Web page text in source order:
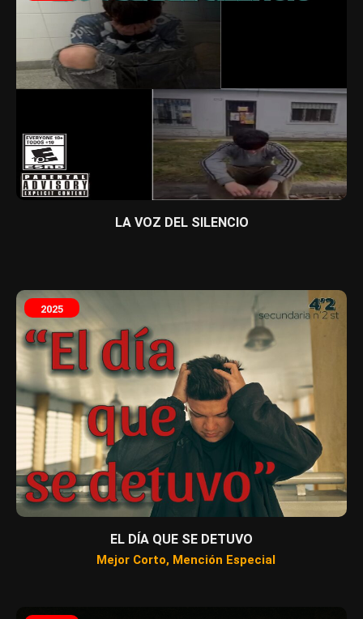
LA VOZ DEL SILENCIO
2025
EL DÍA QUE SE DETUVO
Mejor Corto, Mención Especial